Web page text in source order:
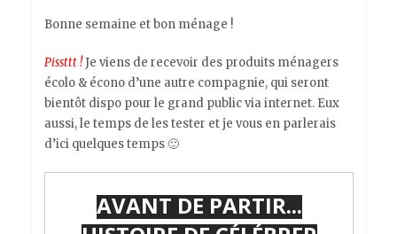
Bonne semaine et bon ménage !
Pissttt !Je viens de recevoir des produits ménagers
écolo & écono d’une autre compagnie, qui seront
bientôt dispo pour le grand public via internet. Eux
aussi, le temps de les tester et je vous en parlerais
d’ici quelques temps 🙂